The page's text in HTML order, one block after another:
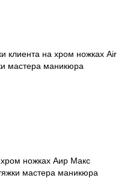
клиента на хром ножках Air
мастера маникюра